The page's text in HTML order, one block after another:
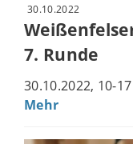
30.10.2022
7. Runde
30.10.2022, 10-
Mehr